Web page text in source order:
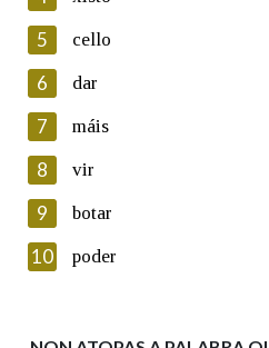
Lin e acepto as
Introduce o código que aparece
Texto de verificación
5 cello
6 dar
7 máis
8 vir
9 botar
10 poder